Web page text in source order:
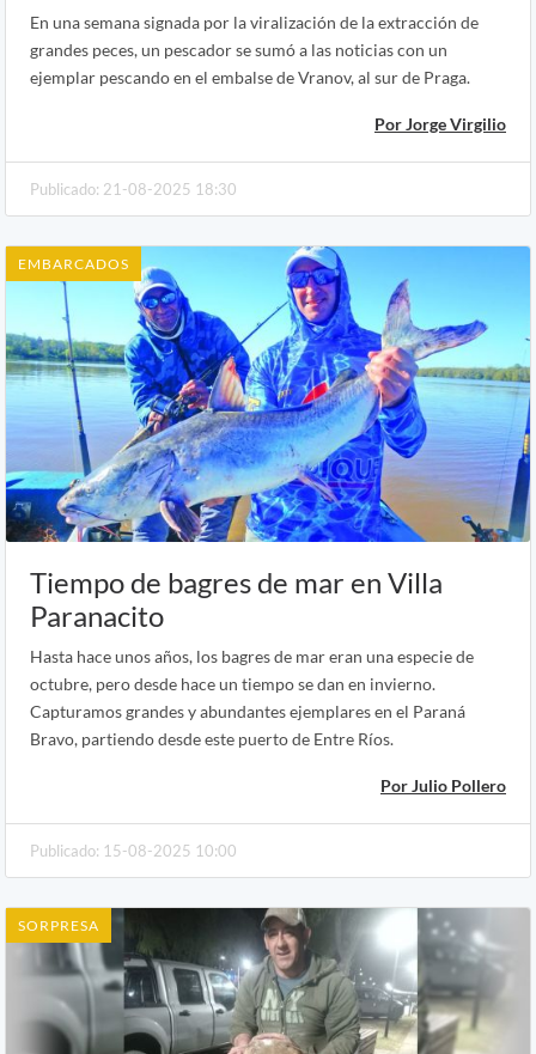
En una semana signada por la viralización de la extracción de
grandes peces, un pescador se sumó a las noticias con un
ejemplar pescando en el embalse de Vranov, al sur de Praga.
Por Jorge Virgilio
Publicado: 21-08-2025 18:30
EMBARCADOS
Tiempo de bagres de mar en Villa
Paranacito
Hasta hace unos años, los bagres de mar eran una especie de
octubre, pero desde hace un tiempo se dan en invierno.
Capturamos grandes y abundantes ejemplares en el Paraná
Bravo, partiendo desde este puerto de Entre Ríos.
Por Julio Pollero
Publicado: 15-08-2025 10:00
SORPRESA